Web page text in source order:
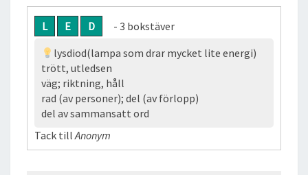
L E D
- 3 bokstäver
lysdiod(lampa som drar mycket lite energi)
trött, utledsen
väg; riktning, håll
rad (av personer); del (av förlopp)
del av sammansatt ord
Tack tillAnonym